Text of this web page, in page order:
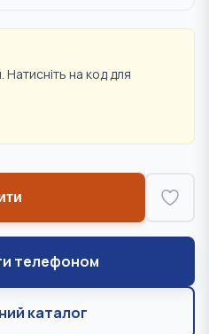
на код для
телефоном
каталог